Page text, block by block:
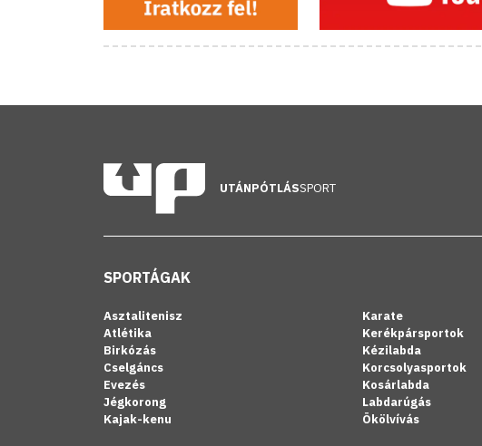
UTÁNPÓTLÁSSPORT
SPORTÁGAK
Asztalitenisz
Atlétika
Birkózás
Cselgáncs
Evezés
Jégkorong
Kajak-kenu
Karate
Kerékpársportok
Kézilabda
Korcsolyasportok
Kosárlabda
Labdarúgás
Ökölvívás